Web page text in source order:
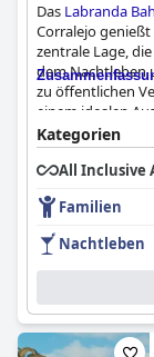
Das Labranda
Corralejo
zentrale Lage,
dem Nachtleben
zu öffentlichen
einem idealen
seiner zentralen
die gepflegten
Gesamterlebnis
Das Frühstück im
Lobos)
Organisation
Start in den Tag
gemischte
gelobt wird, sind
wiederholende
gelegentlich
Kategorien
All Inclusive
Familien
Nachtleben